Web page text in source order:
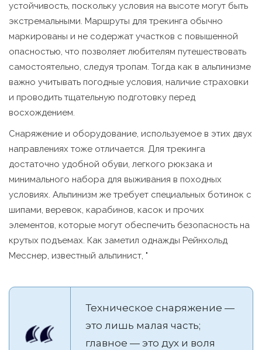
устойчивость, поскольку условия на высоте могут быть
экстремальными. Маршруты для трекинга обычно
маркированы и не содержат участков с повышенной
опасностью, что позволяет любителям путешествовать
самостоятельно, следуя тропам. Тогда как в альпинизме
важно учитывать погодные условия, наличие страховки
и проводить тщательную подготовку перед
восхождением.
Снаряжение и оборудование, используемое в этих двух
направлениях тоже отличается. Для трекинга
достаточно удобной обуви, легкого рюкзака и
минимального набора для выживания в походных
условиях. Альпинизм же требует специальных ботинок с
шипами, веревок, карабинов, касок и прочих
элементов, которые могут обеспечить безопасность на
крутых подъемах. Как заметил однажды Рейнхольд
Месснер, известный альпинист, "
Техническое снаряжение —
это лишь малая часть;
главное — это дух и воля